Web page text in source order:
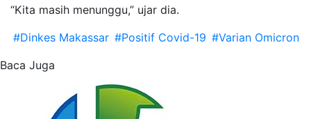
“Kita masih menunggu,” ujar dia.
#Dinkes Makassar #Positif Covid-19 #Varian Omicron
Baca Juga